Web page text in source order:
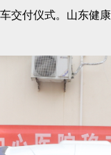
交付仪式。山东